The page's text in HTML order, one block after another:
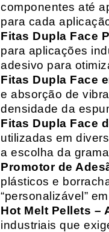
componentes até
para cada
Fitas Dupla Face
para aplicações
adesivo para
Fitas Dupla Face
e absorção de
densidade da
Fitas Dupla Face
utilizadas em
a escolha da
Promotor de
plásticos e
“personalizável”
Hot Melt Pellets –
industriais que